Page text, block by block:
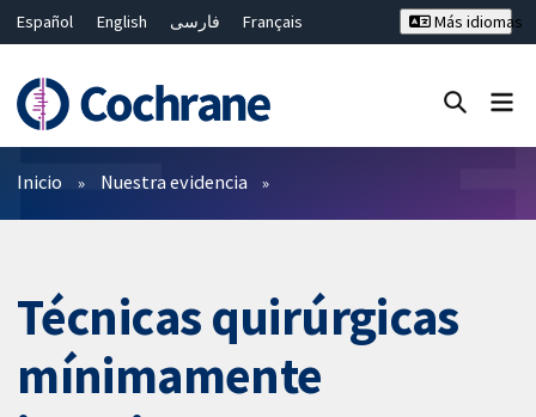
Español English فارسی
Français
Bahasa Malaysia
ไทย 繁體中文
Más idiomas
Filtros
Inicio Nuestra evidencia
Técnicas quirúrgicas
mínimamente